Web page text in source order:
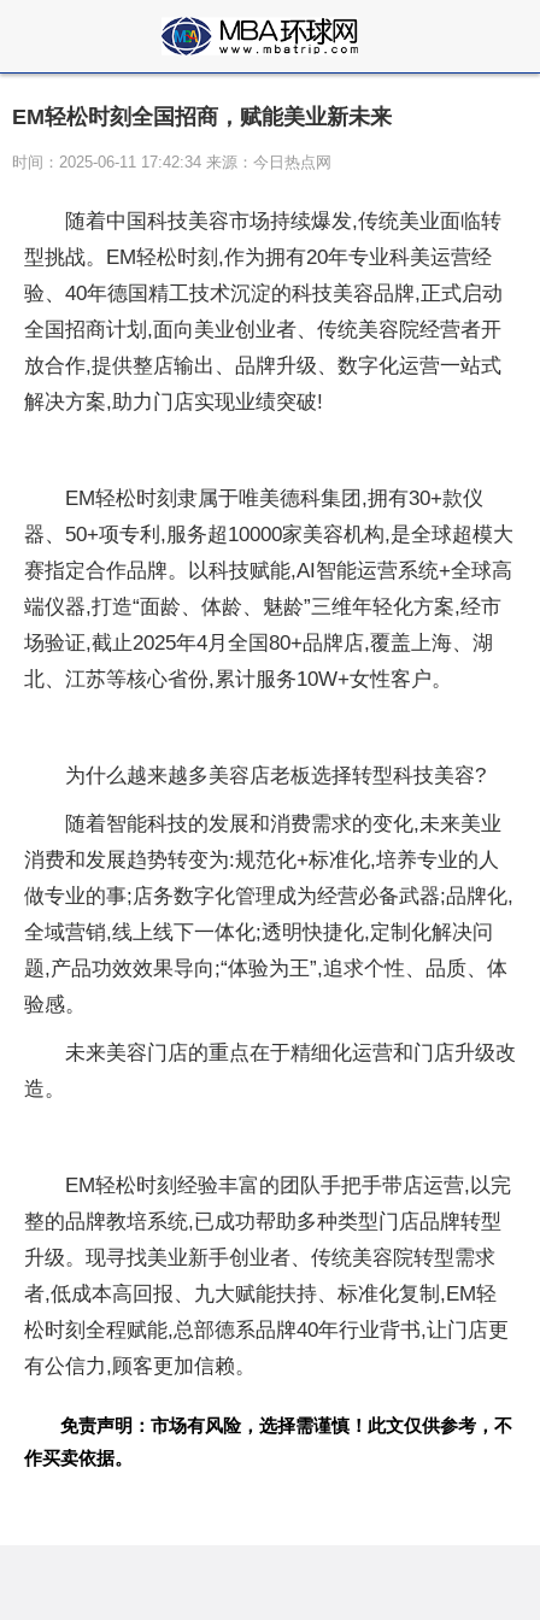
EM轻松时刻全国招商，赋能美业新未来
时间：2025-06-11 17:42:34 来源：今日热点网
随着中国科技美容市场持续爆发,传统美业面临转
型挑战。EM轻松时刻,作为拥有20年专业科美运营经
验、40年德国精工技术沉淀的科技美容品牌,正式启动
全国招商计划,面向美业创业者、传统美容院经营者开
放合作,提供整店输出、品牌升级、数字化运营一站式
解决方案,助力门店实现业绩突破!
EM轻松时刻隶属于唯美德科集团,拥有30+款仪
器、50+项专利,服务超10000家美容机构,是全球超模大
赛指定合作品牌。以科技赋能,AI智能运营系统+全球高
端仪器,打造“面龄、体龄、魅龄”三维年轻化方案,经市
场验证,截止2025年4月全国80+品牌店,覆盖上海、湖
北、江苏等核心省份,累计服务10W+女性客户。
为什么越来越多美容店老板选择转型科技美容?
随着智能科技的发展和消费需求的变化,未来美业
消费和发展趋势转变为:规范化+标准化,培养专业的人
做专业的事;店务数字化管理成为经营必备武器;品牌化,
全域营销,线上线下一体化;透明快捷化,定制化解决问
题,产品功效效果导向;“体验为王”,追求个性、品质、体
验感。
未来美容门店的重点在于精细化运营和门店升级改
造。
EM轻松时刻经验丰富的团队手把手带店运营,以完
整的品牌教培系统,已成功帮助多种类型门店品牌转型
升级。现寻找美业新手创业者、传统美容院转型需求
者,低成本高回报、九大赋能扶持、标准化复制,EM轻
松时刻全程赋能,总部德系品牌40年行业背书,让门店更
有公信力,顾客更加信赖。
免责声明：市场有风险，选择需谨慎！此文仅供参考，不
作买卖依据。